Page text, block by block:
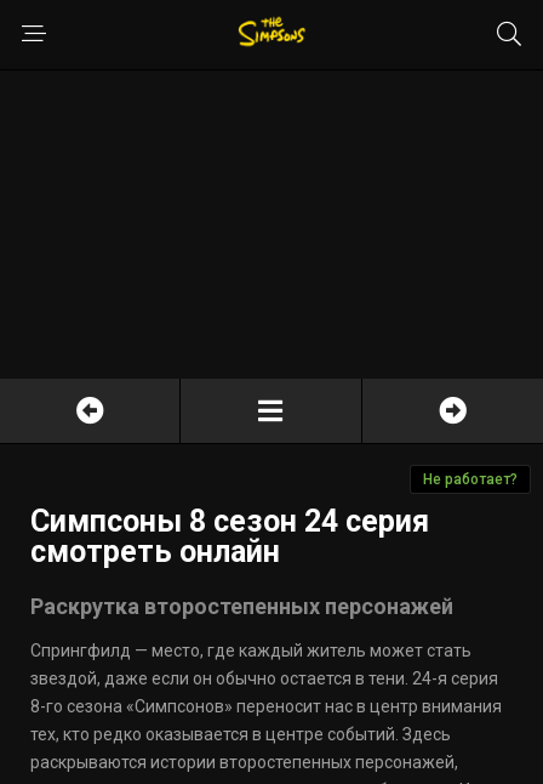
Не работает?
Симпсоны 8 сезон 24 серия
смотреть онлайн
Раскрутка второстепенных персонажей
Спрингфилд — место, где каждый житель может стать
звездой, даже если он обычно остается в тени. 24-я серия
8-го сезона «Симпсонов» переносит нас в центр внимания
тех, кто редко оказывается в центре событий. Здесь
раскрываются истории второстепенных персонажей,